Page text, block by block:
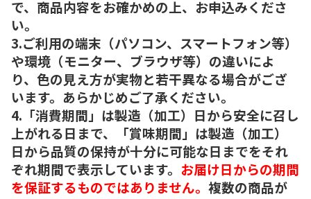
で、商品内容をお確かめの上、お申込みくださ
い。
3.ご利用の端末（パソコン、スマートフォン等）
や環境（モニター、ブラウザ等）の違いによ
り、色の見え方が実物と若干異なる場合がござ
います。あらかじめご了承ください。
4.「消費期間」は製造（加工）日から安全に召し
上がれる日まで、「賞味期間」は製造（加工）
日から品質の保持が十分に可能な日までをそれ
ぞれ期間で表示しています。 お届け日からの期間
を保証するものではありません。 複数の商品が